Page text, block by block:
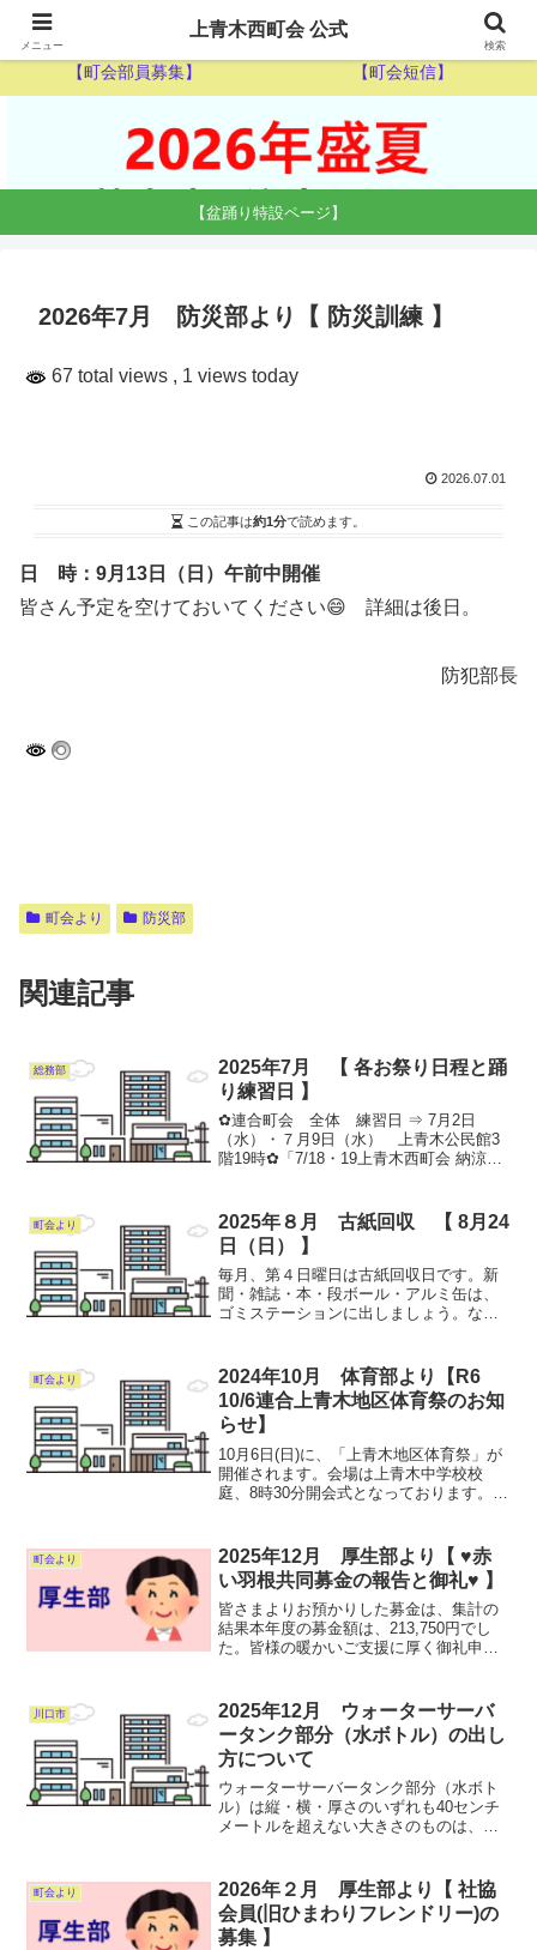
【ゴミ収集カレンダー】 【休日当番医】
【町会部員募集】 【町会短信】
【盆踊り特設ページ】
2026年7月 防災部より【 防災訓練 】
67 total views , 1 views today
2026.07.01
この記事は約1分で読めます。
日 時：9月13日（日）午前中開催
皆さん予定を空けておいてください😄 詳細は後日。
防犯部長
町会より 防災部
関連記事
総務部
2025年7月 【 各お祭り日程と踊
り練習日 】
✿連合町会 全体 練習日 ⇒ 7月2日
（水）・７月9日（水） 上青木公民館3
階19時✿「7/18・19上青木西町会 納涼盆
たたら祭り 連合町会〝流し踊り〟」...
町会より
2025年８月 古紙回収 【 8月24
日（日） 】
毎月、第４日曜日は古紙回収日です。新
聞・雑誌・本・段ボール・アルミ缶は、
ゴミステーションに出しましょう。な
し、又吸い殻や他の物（スチ-ル缶、ペッ
トボトル）は入れないで下...
町会より
2024年10月 体育部より【R6
10/6連合上青木地区体育祭のお知
らせ】
10月6日(日)に、「上青木地区体育祭」が
開催されます。会場は上青木中学校校
庭、8時30分開会式となっております。ご
催予定でした、「川口市民体育祭中央大
会」に西町会...
町会より
2025年12月 厚生部より【 ♥赤
い羽根共同募金の報告と御礼♥ 】
皆さまよりお預かりした募金は、集計の
結果本年度の募金額は、213,750円でし
た。皆様の暖かいご支援に厚く御礼申し
おります。一斉調査は、終わりました
が、ご相談・お困り事...
川口市
2025年12月 ウォーターサーバ
ータンク部分（水ボトル）の出し
方について
ウォーターサーバータンク部分（水ボト
ル）は縦・横・厚さのいずれも40センチ
メートルを超えない大きさのものは、
かが40センチメートルを超える大きさの
ものは、粗大ごみとな...
町会より
2026年２月 厚生部より【 社協
会員(旧ひまわりフレンドリー)の
募集 】
メニュー
上青木西町会 公式
検索